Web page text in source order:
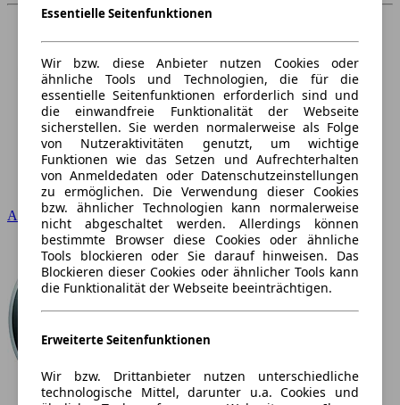
Audi
Essentielle Seitenfunktionen
Wir bzw. diese Anbieter nutzen Cookies oder
ähnliche Tools und Technologien, die für die
essentielle Seitenfunktionen erforderlich sind und
die einwandfreie Funktionalität der Webseite
sicherstellen. Sie werden normalerweise als Folge
von Nutzeraktivitäten genutzt, um wichtige
Funktionen wie das Setzen und Aufrechterhalten
von Anmeldedaten oder Datenschutzeinstellungen
zu ermöglichen. Die Verwendung dieser Cookies
bzw. ähnlicher Technologien kann normalerweise
nicht abgeschaltet werden. Allerdings können
bestimmte Browser diese Cookies oder ähnliche
Tools blockieren oder Sie darauf hinweisen. Das
Blockieren dieser Cookies oder ähnlicher Tools kann
die Funktionalität der Webseite beeinträchtigen.
Erweiterte Seitenfunktionen
Wir bzw. Drittanbieter nutzen unterschiedliche
technologische Mittel, darunter u.a. Cookies und